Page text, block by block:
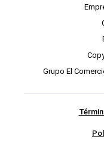
Grupo El